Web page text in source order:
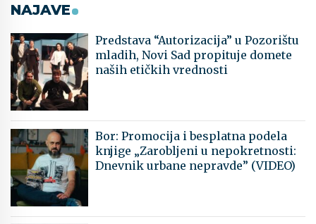
NAJAVE
Predstava “Autorizacija” u Pozorištu
mladih, Novi Sad propituje domete
naših etičkih vrednosti
Bor: Promocija i besplatna podela
knjige „Zarobljeni u nepokretnosti:
Dnevnik urbane nepravde” (VIDEO)